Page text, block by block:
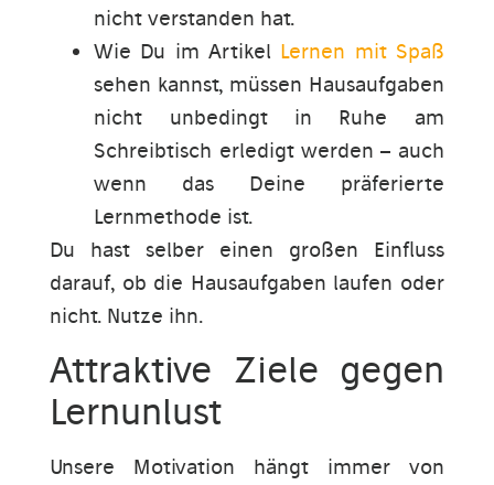
nicht verstanden hat.
Wie Du im Artikel Lernen mit Spaß
sehen kannst, müssen Hausaufgaben
nicht unbedingt in Ruhe am
Schreibtisch erledigt werden – auch
wenn das Deine präferierte
Lernmethode ist.
Du hast selber einen großen Einfluss
darauf, ob die Hausaufgaben laufen oder
nicht. Nutze ihn.
Attraktive Ziele gegen
Lernunlust
Unsere Motivation hängt immer von